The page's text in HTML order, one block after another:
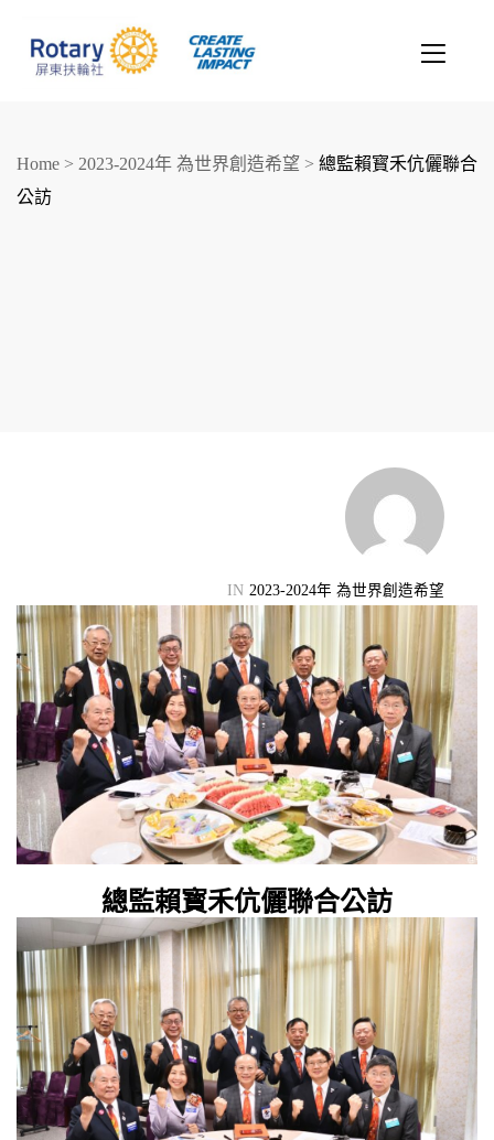
Home > 2023-2024年 為世界創造希望 > 總監賴寳禾伉儷聯合
公訪
IN 2023-2024年 為世界創造希望
總監賴寳禾伉儷聯合公訪